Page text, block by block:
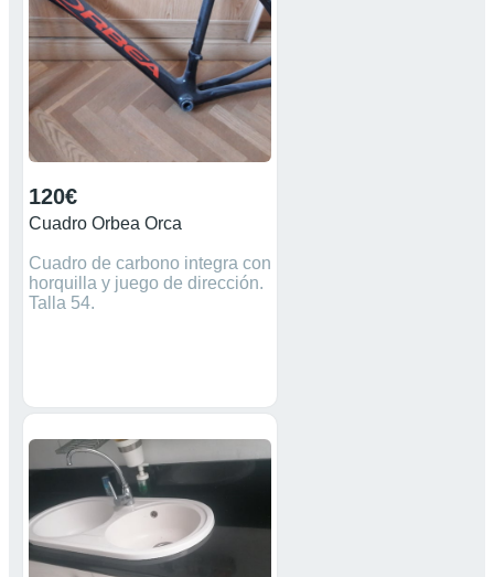
120€
Cuadro Orbea Orca
Cuadro de carbono integra con
horquilla y juego de dirección.
Talla 54.